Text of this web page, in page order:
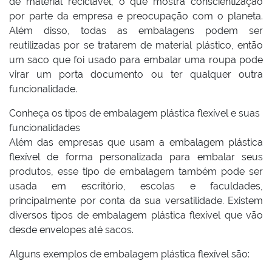
por parte da empresa e preocupação com o planeta.
Além disso, todas as embalagens podem ser
reutilizadas por se tratarem de material plástico, então
um saco que foi usado para embalar uma roupa pode
virar um porta documento ou ter qualquer outra
funcionalidade.
Conheça os tipos de embalagem plástica flexível e suas
funcionalidades
Além das empresas que usam a embalagem plástica
flexível de forma personalizada para embalar seus
produtos, esse tipo de embalagem também pode ser
usada em escritório, escolas e faculdades,
principalmente por conta da sua versatilidade. Existem
diversos tipos de embalagem plástica flexível que vão
desde envelopes até sacos.
Alguns exemplos de embalagem plástica flexível são: